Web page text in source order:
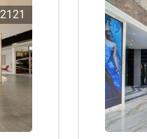
2121